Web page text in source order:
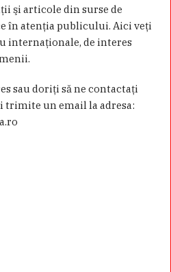
şi articole din surse de
în atenţia publicului. Aici veţi
internaţionale, de interes
sau doriţi să ne contactaţi
trimite un email la adresa: